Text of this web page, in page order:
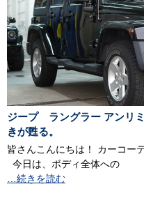
ジープ ラングラー アンリ
きが甦る。
皆さんこんにちは！ カーコー
今日は、ボディ全体への
…続きを読む